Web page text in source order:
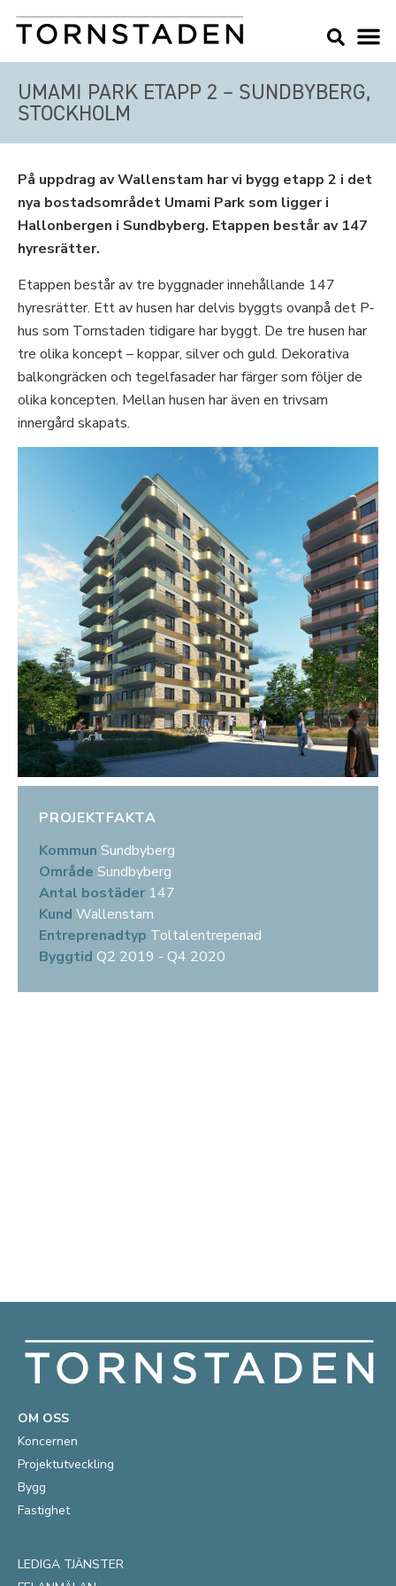
UMAMI PARK ETAPP 2 – SUNDBYBERG,
STOCKHOLM
På uppdrag av Wallenstam har vi bygg etapp 2 i det
nya bostadsområdet Umami Park som ligger i
Hallonbergen i Sundbyberg. Etappen består av 147
hyresrätter.
Etappen består av tre byggnader innehållande 147
hyresrätter. Ett av husen har delvis byggts ovanpå det P‐
hus som Tornstaden tidigare har byggt. De tre husen har
tre olika koncept – koppar, silver och guld. Dekorativa
balkongräcken och tegelfasader har färger som följer de
olika koncepten. Mellan husen har även en trivsam
innergård skapats.
PROJEKTFAKTA
Kommun Sundbyberg
Område Sundbyberg
Antal bostäder 147
Kund Wallenstam
Entreprenadtyp Toltalentrepenad
Byggtid Q2 2019 - Q4 2020
OM OSS
Koncernen
Projektutveckling
Bygg
Fastighet
LEDIGA TJÄNSTER